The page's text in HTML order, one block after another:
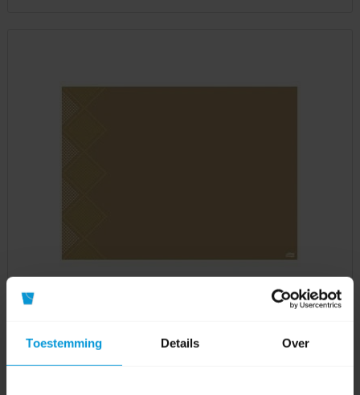
Toestemming Details Over